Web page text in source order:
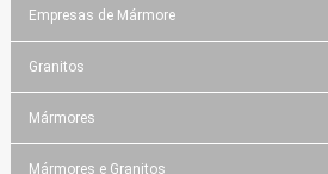
Empresas de Mármore
Granitos
Mármores
Mármores e Granitos